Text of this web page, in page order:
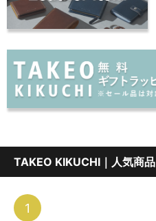
TAKEO KIKUCHI｜人気商品
1